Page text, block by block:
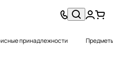
принадлежности